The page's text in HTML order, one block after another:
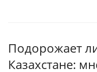
Подорожает
Казахстане: